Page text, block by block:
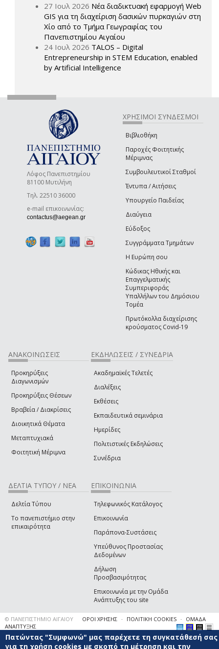
27 Ιουλ 2026 Νέα διαδικτυακή εφαρμογή Web
GIS για τη διαχείριση δασικών πυρκαγιών στη
Χίο από το Τμήμα Γεωγραφίας του
Πανεπιστημίου Αιγαίου
24 Ιουλ 2026 TALOS – Digital
Entrepreneurship in STEM Education, enabled
by Artificial Intelligence
Λόφος Πανεπιστημίου
81100 Μυτιλήνη
Τηλ. 22510 36000
e-mail επικοινωνίας:
contactus@aegean.gr (link sends e-mail)
ΧΡΗΣΙΜΟΙ ΣΥΝΔΕΣΜΟΙ
Βιβλιοθήκη
Παροχές Φοιτητικής
Μέριμνας
Συμβουλευτικοί Σταθμοί
Έντυπα / Αιτήσεις
Υπουργείο Παιδείας
Διαύγεια
Εύδοξος
Συγγράμματα Τμημάτων
Η Ευρώπη σου
Κώδικας Ηθικής και
Επαγγελματικής
Συμπεριφοράς
Υπαλλήλων του Δημόσιου
Τομέα
Πρωτόκολλα διαχείρισης
κρούσματος Covid-19
ΑΝΑΚΟΙΝΩΣΕΙΣ
Προκηρύξεις
Διαγωνισμών
Προκηρύξεις Θέσεων
Βραβεία / Διακρίσεις
Διοικητικά Θέματα
Μεταπτυχιακά
Φοιτητική Μέριμνα
ΕΚΔΗΛΩΣΕΙΣ / ΣΥΝΕΔΡΙΑ
Ακαδημαϊκές Τελετές
Διαλέξεις
Εκθέσεις
Εκπαιδευτικά σεμινάρια
Ημερίδες
Πολιτιστικές Εκδηλώσεις
Συνέδρια
ΔΕΛΤΙΑ ΤΥΠΟΥ / ΝΕΑ
Δελτία Τύπου
Το πανεπιστήμιο στην
επικαιρότητα
ΕΠΙΚΟΙΝΩΝΙΑ
Τηλεφωνικός Κατάλογος
Επικοινωνία
Παράπονα-Συστάσεις
Υπεύθυνος Προστασίας
Δεδομένων
Δήλωση
Προσβασιμότητας
Επικοινωνία με την Ομάδα
Ανάπτυξης του site
© ΠΑΝΕΠΙΣΤΗΜΙΟ ΑΙΓΑΙΟΥ ΟΡΟΙ ΧΡΗΣΗΣ ΠΟΛΙΤΙΚΗ COOKIES
ΟΜΑΔΑ
ΑΝΑΠΤΥΞΗΣ
Πατώντας "Συμφωνώ" μας παρέχετε τη συγκατάθεσή σας
για τη χρήση cookies με σκοπό τη μέτρηση και την